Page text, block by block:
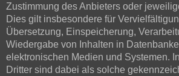
Zustimmung des Anbieters oder
Dies gilt insbesondere für
Übersetzung, Einspeicherung,
Wiedergabe von Inhalten in
elektronischen Medien und Systemen.
Dritter sind dabei als solche